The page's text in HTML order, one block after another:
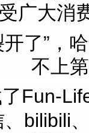
广大消
Fun-
bilibili